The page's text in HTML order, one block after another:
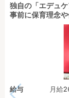
独自の「エデュ
事前に保育理念
給与
月給